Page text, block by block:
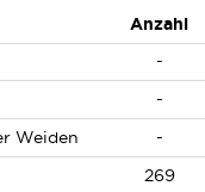
Anzahl
-
-
Weiden
-
269